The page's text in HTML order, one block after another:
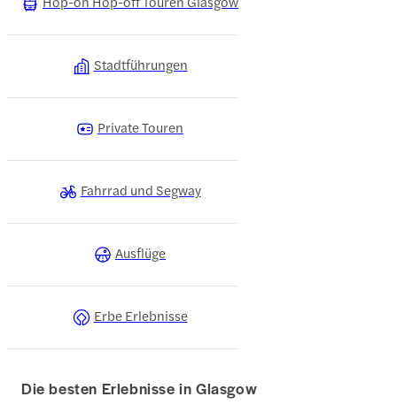
Stadtführungen
Private Touren
Fahrrad und Segway
Ausflüge
Erbe Erlebnisse
Die besten Erlebnisse in Glasgow